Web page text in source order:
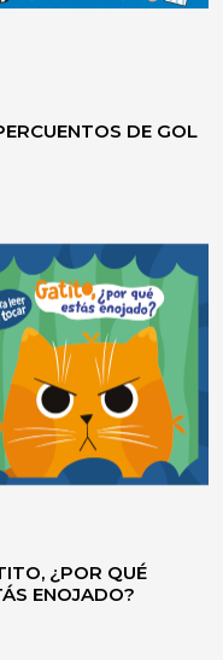
A CREER
DE GOL
¿POR QUÉ
ENOJADO?